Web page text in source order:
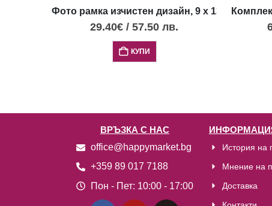
Фото рамка изчистен дизайн, 9 х 13 см
29.40€ / 57.50 лв.
КУПИ
ВРЪЗКА С НАС
office@happymarket.bg
+359 89 017 7188
Пон - Пет: 10:00 - 17:00
История на
Мнение на
Доставка